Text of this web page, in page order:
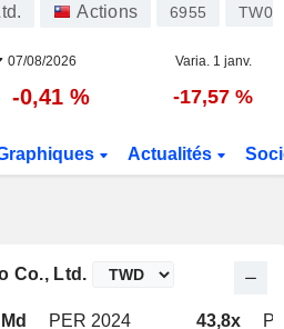
Actions 6955
07/08/2026 Varia. 1 janv.
-0,41 % -17,57 %
Actualités
Co., Ltd.
PER 2024 43,8x